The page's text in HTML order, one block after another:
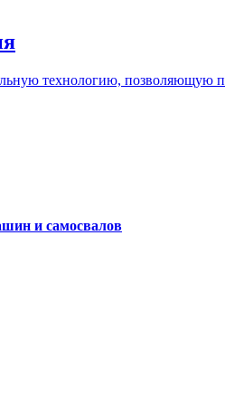
технологию, позволяющую
и самосвалов